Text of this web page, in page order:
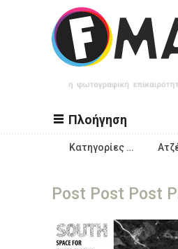
Παράκαμψη προς το κυρίως
Πλοήγηση
Κατηγορίες …
Post Post Post